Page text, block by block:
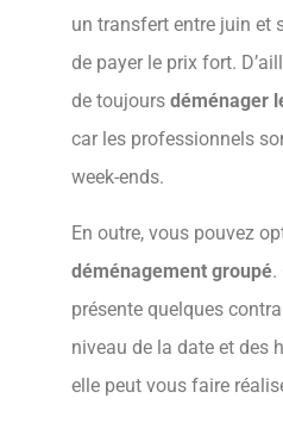
un transfert entre juin et
de payer le prix fort.
de toujours déménager
car les professionnels
week-ends.
En outre, vous pouvez
déménagement groupé.
présente quelques
niveau de la date et des
elle peut vous faire